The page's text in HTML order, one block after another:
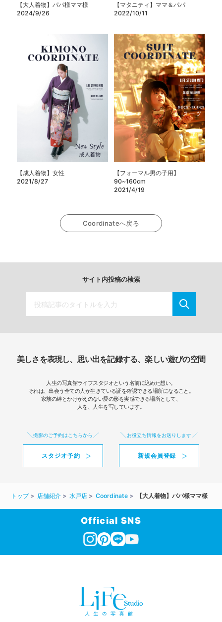
【大人着物】パパ様ママ様
2024/9/26
【マタニティ】ママ＆パパ
2022/10/11
【成人着物】女性
2021/8/27
【フォーマル男の子用】
90~160cm
2021/4/19
Coordinateへ戻る
サイト内投稿の検索
美しさを表現し、思い出を記録する、楽しい遊びの空間
人生の写真館ライフスタジオという名前に込めた想い。
それは、出会う全ての人が生きている証を確認できる場所になること。
家族の絆とかけがえのない愛の形を実感できる場所として、
人を、人生を写しています。
撮影のご予約はこちらから
スタジオ予約
お役立ち情報をお送りします
新規会員登録
トップ 店舗紹介 水戸店 Coordinate 【大人着物】パパ様ママ様
Official SNS